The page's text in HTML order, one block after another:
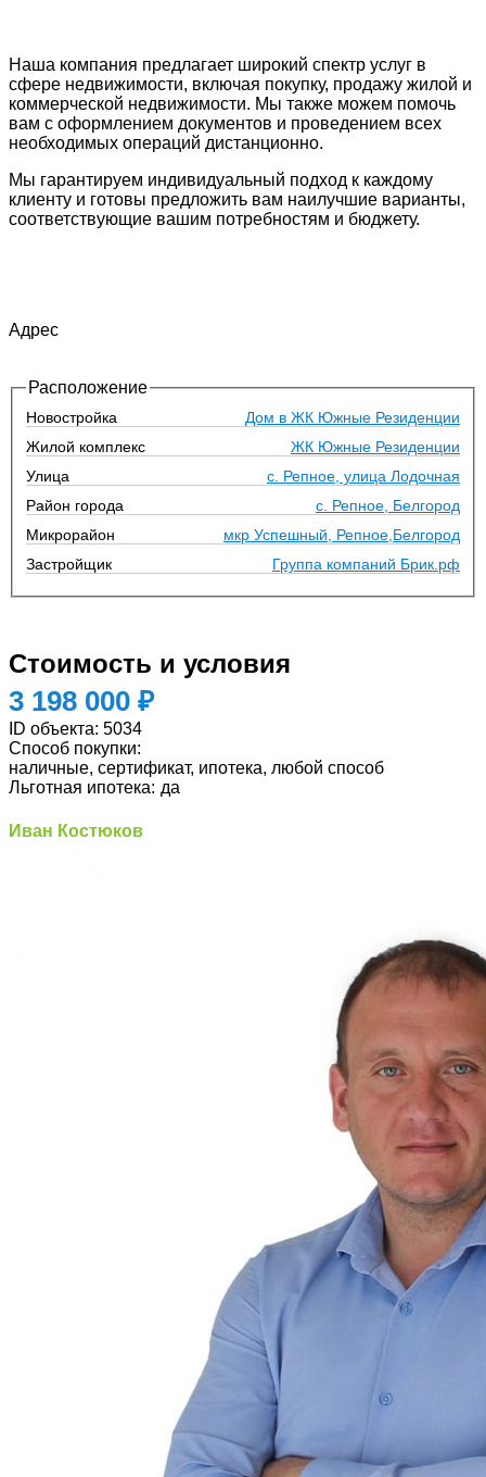
Наша компания предлагает широкий спектр услуг в
сфере недвижимости, включая покупку, продажу жилой и
коммерческой недвижимости. Мы также можем помочь
вам с оформлением документов и проведением всех
необходимых операций дистанционно.
Мы гарантируем индивидуальный подход к каждому
клиенту и готовы предложить вам наилучшие варианты,
соответствующие вашим потребностям и бюджету.
Адрес
Расположение
Новостройка
Дом в ЖК Южные Резиденции
Жилой комплекс
ЖК Южные Резиденции
Улица
с. Репное, улица Лодочная
Район города
с. Репное, Белгород
Микрорайон
мкр Успешный, Репное,Белгород
Застройщик
Группа компаний Брик.рф
Стоимость и условия
3 198 000 ₽
ID объекта: 5034
Способ покупки:
наличные, сертификат, ипотека, любой способ
Льготная ипотека: да
Иван Костюков